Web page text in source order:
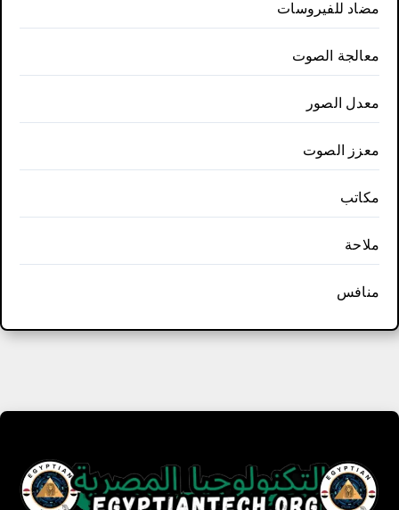
مضاد للفيروسات
معالجة الصوت
معدل الصور
معزز الصوت
مكاتب
ملاحة
منافس